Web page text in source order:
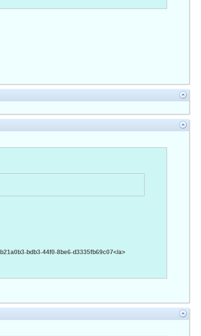
bdb3-44f0-8be6-d3335fb69c07</a>